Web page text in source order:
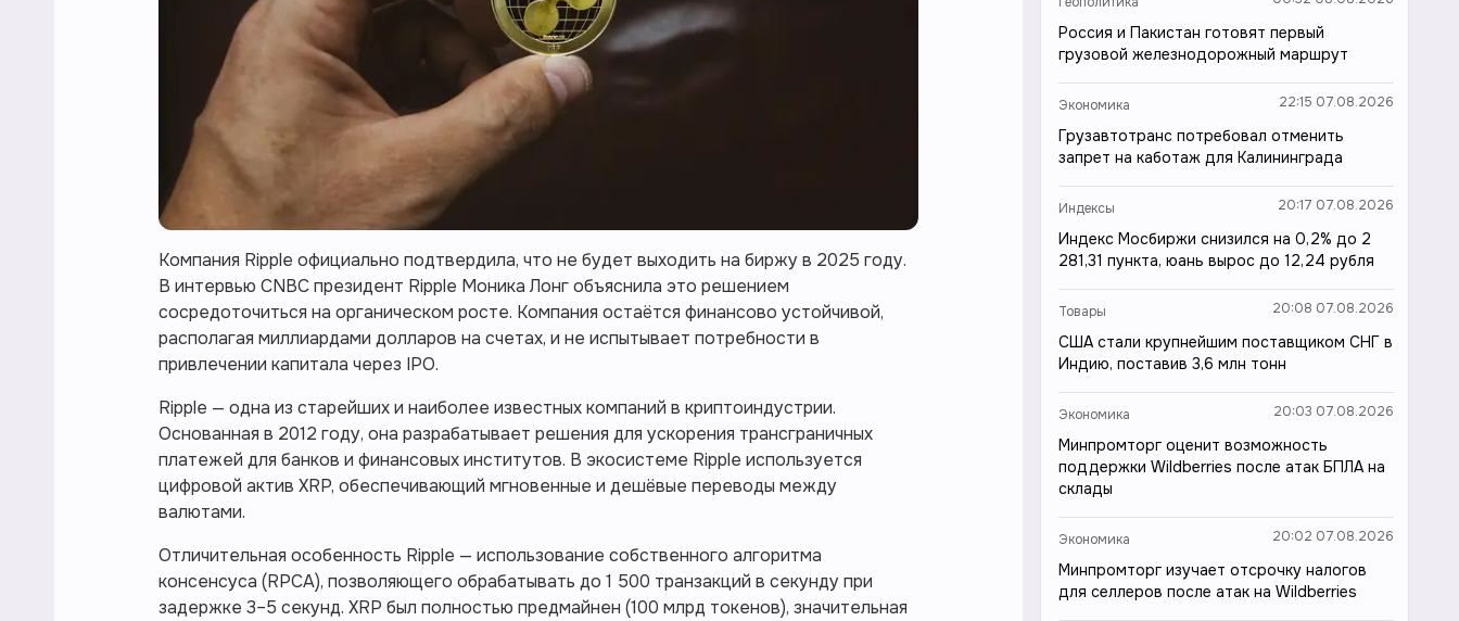
Компания Ripple официально подтвердила, что не будет выходить на биржу в 2025 году.
В интервью CNBC президент Ripple Моника Лонг объяснила это решением
сосредоточиться на органическом росте. Компания остаётся финансово устойчивой,
располагая миллиардами долларов на счетах, и не испытывает потребности в
привлечении капитала через IPO.
Ripple — одна из старейших и наиболее известных компаний в криптоиндустрии.
Основанная в 2012 году, она разрабатывает решения для ускорения трансграничных
платежей для банков и финансовых институтов. В экосистеме Ripple используется
цифровой актив XRP, обеспечивающий мгновенные и дешёвые переводы между
валютами.
Отличительная особенность Ripple — использование собственного алгоритма
консенсуса (RPCA), позволяющего обрабатывать до 1 500 транзакций в секунду при
задержке 3–5 секунд. XRP был полностью предмайнен (100 млрд токенов), значительная
Россия и Пакистан готовят первый
грузовой железнодорожный маршрут
Экономика 22:15 07.08.2026
Грузавтотранс потребовал отменить
запрет на каботаж для Калининграда
Индексы 20:17 07.08.2026
Индекс Мосбиржи снизился на 0,2% до 2
281,31 пункта, юань вырос до 12,24 рубля
Товары 20:08 07.08.2026
США стали крупнейшим поставщиком СНГ в
Индию, поставив 3,6 млн тонн
Экономика 20:03 07.08.2026
Минпромторг оценит возможность
поддержки Wildberries после атак БПЛА на
склады
Экономика 20:02 07.08.2026
Минпромторг изучает отсрочку налогов
для селлеров после атак на Wildberries